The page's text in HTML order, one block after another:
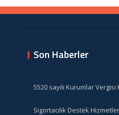
Son Haberler
5520 sayılı Kurumlar
Sigortacılık Destek